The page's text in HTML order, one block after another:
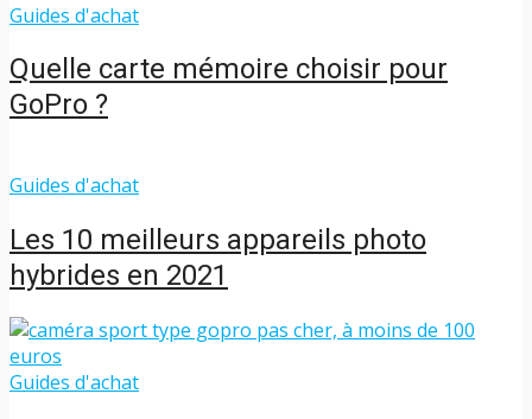
Guides d'achat
Quelle carte mémoire choisir pour
GoPro ?
Guides d'achat
Les 10 meilleurs appareils photo
hybrides en 2021
Guides d'achat